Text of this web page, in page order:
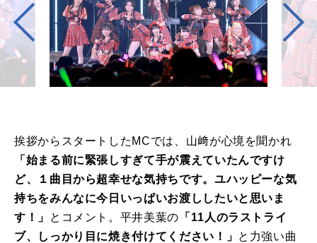
挨拶からスタートしたMCでは、山﨑が心境を聞かれ
「始まる前に緊張しすぎて手が震えていたんですけ
ど、１曲目から超幸せな気持ちです。ユハッピーな気
持ちをみんなに今日いっぱいお渡ししたいと思いま
す！」
とコメント。平井美葉の 「11人のラストライ
ブ、しっかり目に焼き付けてください！」 と力強い曲